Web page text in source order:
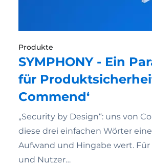
Produkte
SYMPHONY - Ein
für
Commend‘
„Security by Design“: uns von
diese drei einfachen Wörter
Aufwand und Hingabe wert.
und Nutzer…